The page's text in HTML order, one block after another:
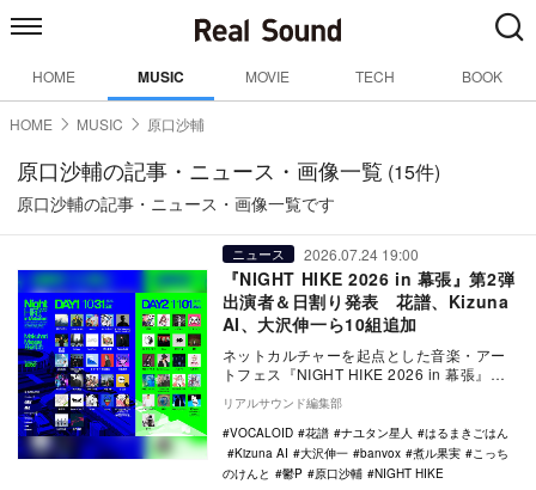
HOME MUSIC MOVIE TECH BOOK
HOME MUSIC 原口沙輔
原口沙輔の記事・ニュース・画像一覧 (15件)
原口沙輔の記事・ニュース・画像一覧です
ニュース 2026.07.24 19:00
『NIGHT HIKE 2026 in 幕張』第2弾
出演者＆日割り発表 花譜、Kizuna
AI、大沢伸一ら10組追加
ネットカルチャーを起点とした音楽・アー
トフェス『NIGHT HIKE 2026 in 幕張』の
第2弾出演アーティスト10組と、出…
リアルサウンド編集部
VOCALOID
花譜 ナユタン星人
はるまきごはん
Kizuna AI
大沢伸一 banvox 煮ル果実
こっち
のけんと
鬱P 原口沙輔 NIGHT HIKE